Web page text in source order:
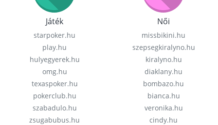
Játék
starpoker.hu
play.hu
hulyegyerek.hu
omg.hu
texaspoker.hu
pokerclub.hu
szabadulo.hu
zsugabubus.hu
Női
missbikini.hu
szepsegkiralyno.hu
kiralyno.hu
diaklany.hu
bombazo.hu
bianca.hu
veronika.hu
cindy.hu